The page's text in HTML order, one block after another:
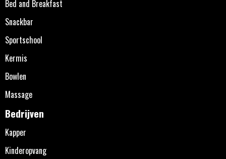
Bed and Breakfast
Snackbar
Sportschool
Kermis
Bowlen
Massage
Bedrijven
Kapper
Kinderopvang